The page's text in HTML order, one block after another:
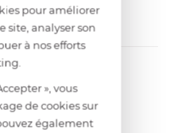
pour améliorer
site, analyser son
à nos efforts
», vous
de cookies sur
également